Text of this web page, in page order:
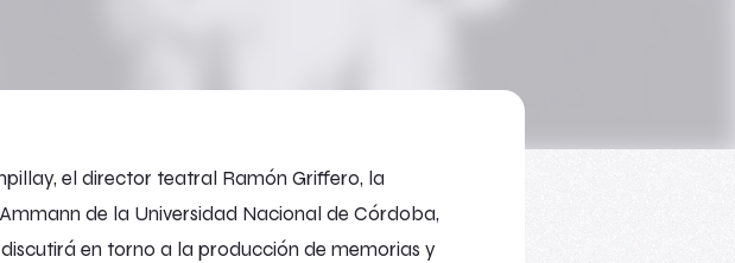
el director teatral Ramón Griffero, la
de la Universidad Nacional de Córdoba,
en torno a la producción de memorias y